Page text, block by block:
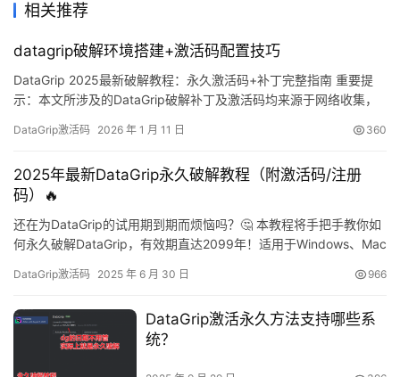
相关推荐
datagrip破解环境搭建+激活码配置技巧
DataGrip 2025最新破解教程：永久激活码+补丁完整指南 重要提
示：本文所涉及的DataGrip破解补丁及激活码均来源于网络收集，
系作者删除。条件允许的情况下，强烈建议支持正版！官方正版账
https://panghu.hicxy.com/shop/?id=18…
DataGrip激活码 2026 年 1 月 11 日 360
2025年最新DataGrip永久破解教程（附激活码/注册
码）🔥
还在为DataGrip的试用期到期而烦恼吗？🤔 本教程将手把手教你如
何永久破解DataGrip，有效期直达2099年！适用于Windows、Mac
看看破解成功后的效果吧！🎉 可以看到有效期已经延长至2099年，
DataGrip激活码 2025 年 6 月 30 日 966
DataGrip激活永久方法支持哪些系
统？